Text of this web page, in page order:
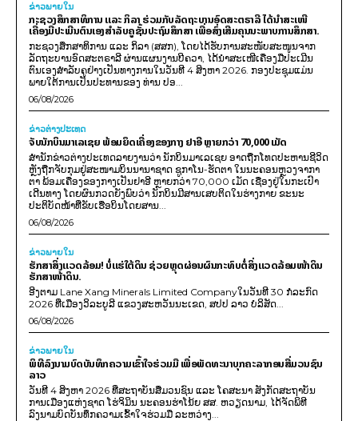
ຂ່າວພາຍ​ໃນ
ກະຊວງສຶກສາທິການ ແລະ ກິລາ ຮ່ວມກັບລັດຖະບານອົດສະຕຣາລີ ໄດ້ນຳສະເໜີ
ເຄື່ອງມືປະເມີນຕົນເອງສຳລັບຄູຊັ້ນປະຖົມສຶກສາ ເພື່ອສົ່ງເສີມຄຸນນະພາບການສຶກສາ.
ກະຊວງສຶກສາທິການ ແລະ ກິລາ (ສສກ), ໂດຍໄດ້ຮັບການສະໜັບສະໜູນຈາກ
ລັດຖະບານອົດສະຕຣາລີ ຜ່ານແຜນງານບີຄວາ, ໄດ້ນຳສະເໜີເຄື່ອງມືປະເມີນ
ຕົນເອງສຳລັບຄູຢ່າງເປັນທາງການໃນວັນທີ 4 ສິງຫາ 2026. ກອງປະຊຸມແມ່ນ
ພາຍໃຕ້ການເປັນປະທານຂອງ ທ່ານ ປອ...
06/08/2026
ຂ່າວຕ່າງປະເທດ
ຈັບນັກບິນມາເລເຊຍ ພ້ອມຍຶດເຄື່ອງຂອງກາງ ຢາອີ ຫຼາຍກວ່າ 70,000 ເມັດ
ສຳນັກຂ່າວຕ່າງປະເທດລາຍງານວ່າ ນັກບິນມາເລເຊຍ ອາດຖືກໂທດປະຫານຊີວິດ
ຫຼັງຖືກຈັບກຸມຢູ່ສະໜາມບິນນານາຊາດ ຊູກາໂນ-ຮັດຕາ ໃນນະຄອນຫຼວງຈາກາ
ຕາ ພ້ອມເຄື່ອງຂອງກາງເປັນຢາອີ ຫຼາຍກວ່າ 70,000 ເມັດ ເຊື່ອງຢູ່ໃນກະເປົາ
ເດີນທາງ ໂດຍຜົນກວດຍັງພົບວ່າ ນັກບິນມີສານເສບຕິດໃນຮ່າງກາຍ ຂະນະ
ປະຕິບັດໜ້າທີ່ຂັບເຮືອບິນໂດຍສານ...
06/08/2026
ຂ່າວພາຍ​ໃນ
ຮັກສາສິ່ງແວດລ້ອມ! ບໍ່ແຮ່ໃຕ້ດິນ ຊ່ວຍຫຼຸດຜ່ອນຜົນກະທົບຕໍ່ສິ່ງແວດລ້ອມໜ້າດິນ
ຮັກສາໜ້າດິນ.
ອີງຕາມ Lane Xang Minerals Limited Companyໃນວັນທີ 30 ກໍລະກົດ
2026 ທີ່ເມືອງວິລະບູລີ ແຂວງສະຫວັນນະເຂດ, ສປປ ລາວ ບໍລິສັດ...
06/08/2026
ຂ່າວພາຍ​ໃນ
ພິທີລົງນາມບົດບັນທຶກຄວາມເຂົ້າໃຈຮ່ວມມື ເພື່ອພັດທະນາບຸກຄະລາກອນສື່ມວນຊົນ
ລາວ
ວັນທີ 4 ສິງຫາ 2026 ທີ່ສະຖາບັນສື່ມວນຊົນ ແລະ ໂຄສະນາ ສັງກັດສະຖາບັນ
ການເມືອງແຫ່ງຊາດ ໂຮ່ຈິມິນ ນະຄອນຮ່າໂນ້ຍ ສສ. ຫວຽດນາມ, ໄດ້ຈັດພິທີ
ລົງນາມບົດບັນທຶກຄວາມເຂົ້າໃຈຮ່ວມມື ລະຫວ່າງ...